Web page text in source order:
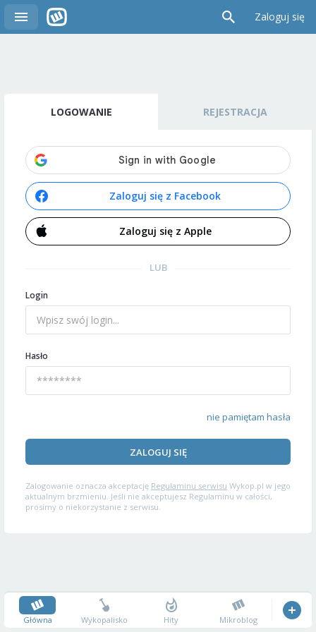
Zaloguj się
LOGOWANIE REJESTRACJA
Zaloguj się z Facebook
Zaloguj się z Apple
LUB
Login
Hasło
nie pamiętam hasła
ZALOGUJ SIĘ
Zalogowanie oznacza akceptację Regulaminu serwisu Wykop.pl w jego
aktualnym brzmieniu. Jeśli nie akceptujesz Regulaminu w całości,
prosimy o niekorzystanie z serwisu.
Główna Wykopalisko Hity Mikroblog